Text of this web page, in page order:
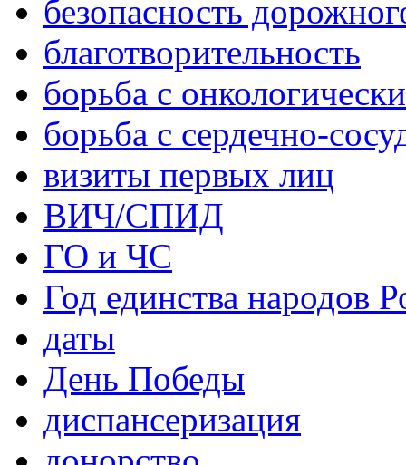
безопасность
благотворительность
борьба с
борьба с сердечно-
визиты первых лиц
ВИЧ/СПИД
ГО и ЧС
Год единства народов
даты
День Победы
диспансеризация